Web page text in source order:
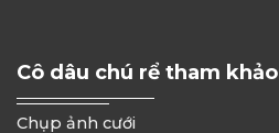
Cô dâu chú rể tham khảo
Chụp ảnh cưới